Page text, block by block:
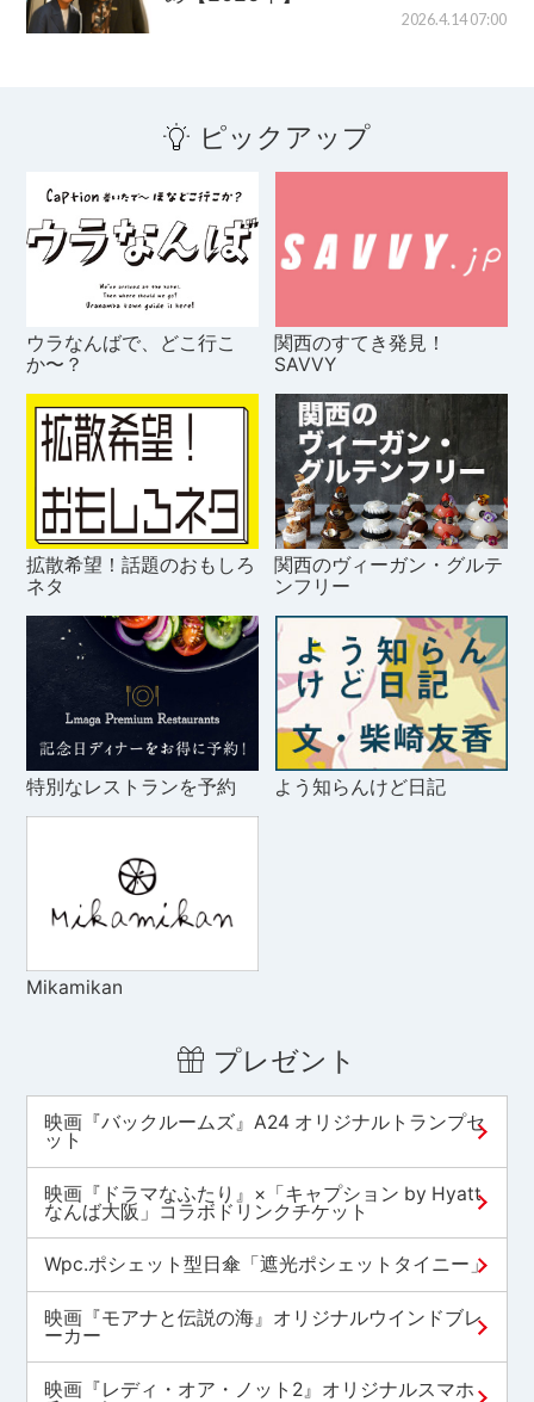
2026.4.14 07:00
ピックアップ
ウラなんばで、どこ行こ
か〜？
関西のすてき発見！
SAVVY
拡散希望！話題のおもしろ
ネタ
関西のヴィーガン・グルテ
ンフリー
特別なレストランを予約 よう知らんけど日記
Mikamikan
プレゼント
映画『バックルームズ』A24 オリジナルトランプセ
ット
映画『ドラマなふたり』×「キャプション by Hyatt
なんば大阪」コラボドリンクチケット
Wpc.ポシェット型日傘「遮光ポシェットタイニー」
映画『モアナと伝説の海』オリジナルウインドブレ
ーカー
映画『レディ・オア・ノット2』オリジナルスマホ